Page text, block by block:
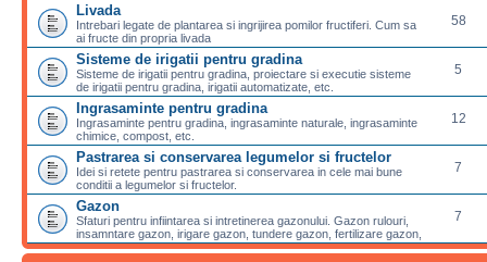
Livada
Intrebari legate de plantarea si ingrijirea pomilor fructiferi. Cum sa
ai fructe din propria livada
58
Sisteme de irigatii pentru gradina
Sisteme de irigatii pentru gradina, proiectare si executie sisteme
de irigatii pentru gradina, irigatii automatizate, etc.
5
Ingrasaminte pentru gradina
Ingrasaminte pentru gradina, ingrasaminte naturale, ingrasaminte
chimice, compost, etc.
12
Pastrarea si conservarea legumelor si fructelor
Idei si retete pentru pastrarea si conservarea in cele mai bune
conditii a legumelor si fructelor.
7
Gazon
Sfaturi pentru infiintarea si intretinerea gazonului. Gazon rulouri,
insamntare gazon, irigare gazon, tundere gazon, fertilizare gazon,
7